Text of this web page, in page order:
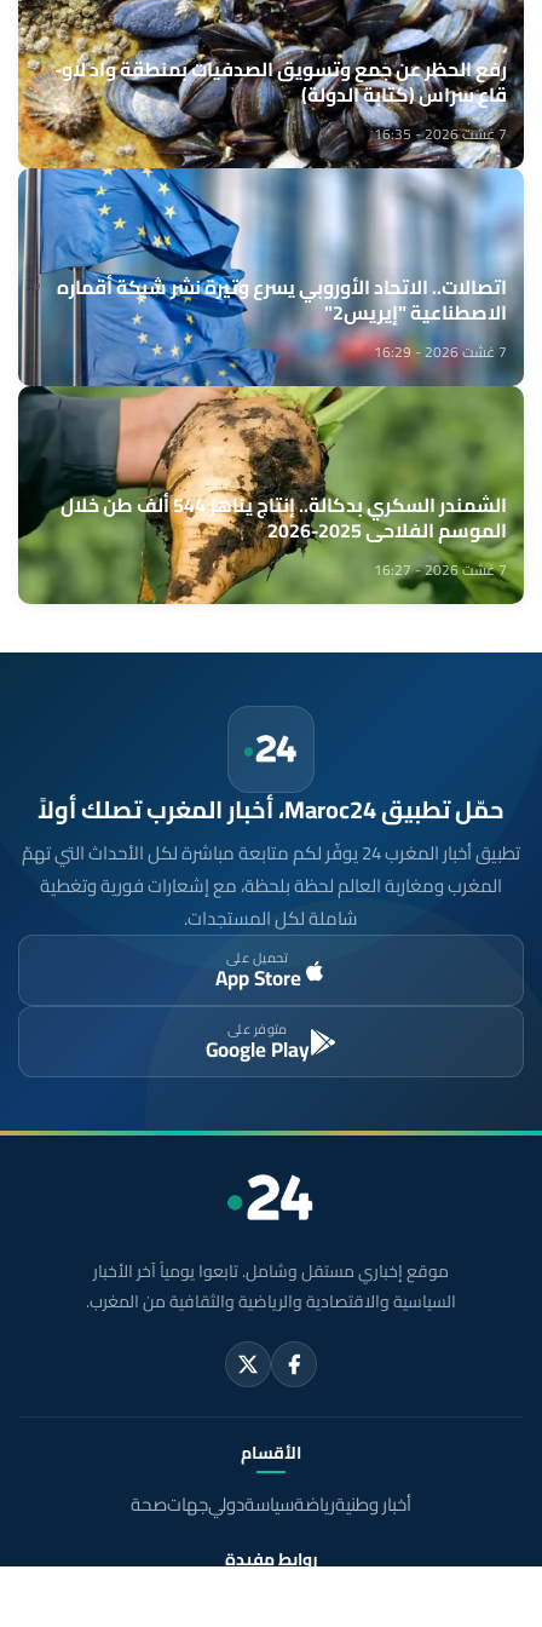
رفع الحظر عن جمع وتسويق الصدفيات بمنطقة واد لاو-
قاع سراس (كتابة الدولة)
7 غشت 2026 - 16:35
اتصالات.. الاتحاد الأوروبي يسرع وتيرة نشر شبكة أقماره
الاصطناعية "إيريس2"
7 غشت 2026 - 16:29
الشمندر السكري بدكالة.. إنتاج يناهز 544 ألف طن خلال
الموسم الفلاحي 2025-2026
7 غشت 2026 - 16:27
حمّل تطبيق Maroc24، أخبار المغرب تصلك أولاً
تطبيق أخبار المغرب 24 يوفّر لكم متابعة مباشرة لكل الأحداث التي تهمّ
المغرب ومغاربة العالم لحظة بلحظة، مع إشعارات فورية وتغطية
شاملة لكل المستجدات.
تحميل على
App Store
متوفر على
Google Play
موقع إخباري مستقل وشامل. تابعوا يومياً آخر الأخبار
السياسية والاقتصادية والرياضية والثقافية من المغرب.
الأقسام
أخبار وطنيةرياضةسياسةدوليجهاتصحة
روابط مفيدة